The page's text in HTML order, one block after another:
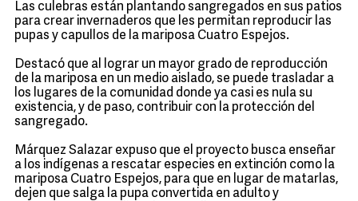
Las culebras están plantando sangregados en sus patios
para crear invernaderos que les permitan reproducir las
pupas y capullos de la mariposa Cuatro Espejos.
Destacó que al lograr un mayor grado de reproducción
de la mariposa en un medio aislado, se puede trasladar a
los lugares de la comunidad donde ya casi es nula su
existencia, y de paso, contribuir con la protección del
sangregado.
Márquez Salazar expuso que el proyecto busca enseñar
a los indígenas a rescatar especies en extinción como la
mariposa Cuatro Espejos, para que en lugar de matarlas,
dejen que salga la pupa convertida en adulto y